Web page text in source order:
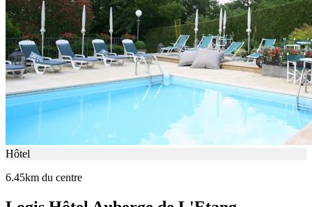
Hôtel
6.45km du centre